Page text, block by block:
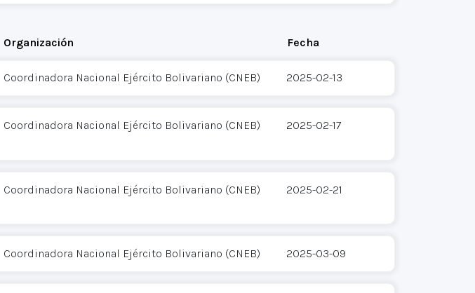
Organización Fecha
Coordinadora Nacional Ejército Bolivariano (CNEB) 2025-02-13
Coordinadora Nacional Ejército Bolivariano (CNEB) 2025-02-17
Coordinadora Nacional Ejército Bolivariano (CNEB) 2025-02-21
Coordinadora Nacional Ejército Bolivariano (CNEB) 2025-03-09